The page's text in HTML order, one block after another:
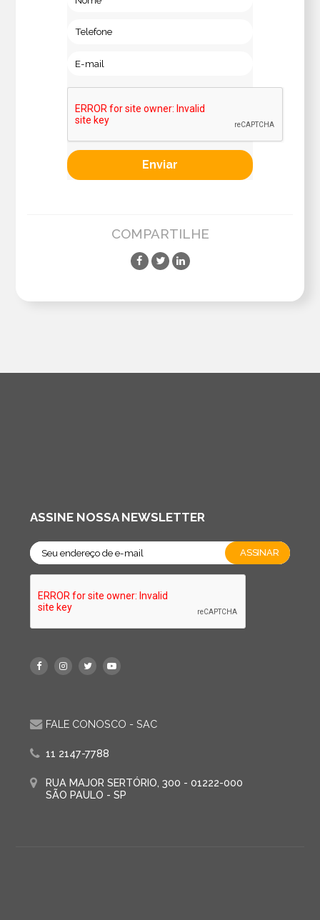
COMPARTILHE
ASSINE NOSSA NEWSLETTER
FALE CONOSCO - SAC
11 2147-7788
RUA MAJOR SERTÓRIO, 300 - 01222-000
SÃO PAULO - SP